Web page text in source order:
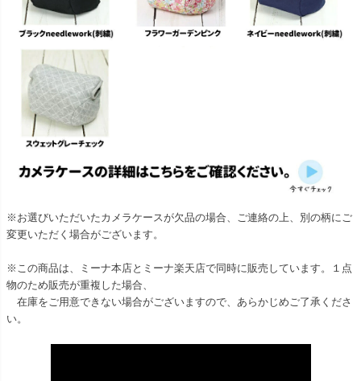
※お選びいただいたカメラケースが欠品の場合、ご連絡の上、別の柄にご
変更いただく場合がございます。
※この商品は、ミーナ本店とミーナ楽天店で同時に販売しています。１点
物のため販売が重複した場合、
在庫をご用意できない場合がございますので、あらかじめご了承くださ
い。